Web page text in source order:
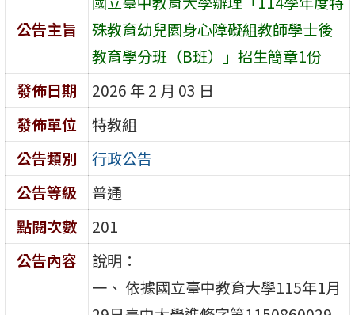
公告主旨
殊教育幼兒園身心障礙組教師學士後
教育學分班（B班）」招生簡章1份
發佈日期
2026 年 2 月 03 日
發佈單位
特教組
公告類別
行政公告
公告等級
普通
點閱次數
201
公告內容
說明：
一、 依據國立臺中教育大學115年1月